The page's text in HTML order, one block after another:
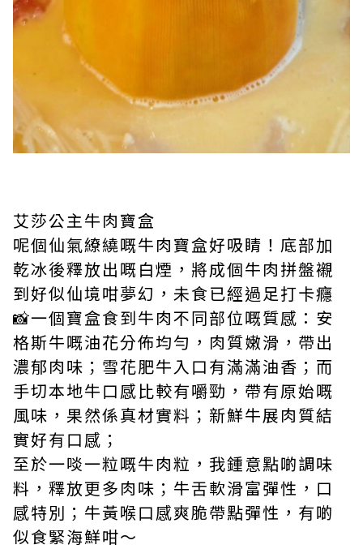
艾莎公主牛肉寶盒
呢個仙氣繚繞嘅牛肉寶盒好吸睛！底部加
乾冰後釋放出嘅白煙，將成個牛肉拼盤襯
到好似仙境咁夢幻，未食已經過足打卡癮
📸一個寶盒食到牛肉不同部位嘅質感：安
格斯牛嘅油花分佈均勻，肉質嫩滑，帶出
濃郁肉味；雪花肥牛入口有滿滿油香；而
手切本地牛口感比較有嚼勁，帶有原始嘅
風味，果然係真材實料；新鮮牛展肉質結
實好有口感；
至於一啖一粒嘅牛肉粒，我鍾意點啲調味
料，釋放更多肉味；牛舌軟滑富彈性，口
感特別；牛黃喉口感爽脆帶點彈性，有啲
似食緊海鮮咁～